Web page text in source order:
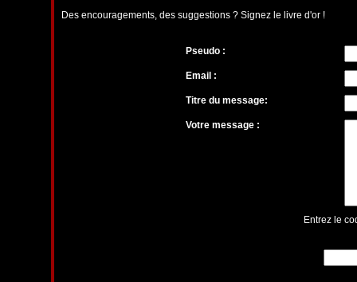
Des encouragements, des suggestions ? Signez le livre d'or !
Pseudo :
Email :
Titre du message:
Votre message :
Entrez le